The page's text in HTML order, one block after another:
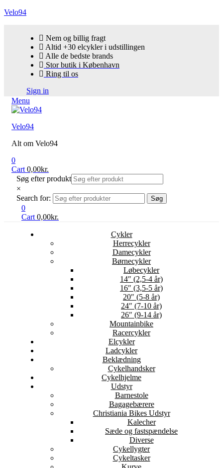
Velo94
Nem og billig fragt
Altid +30 elcykler i udstillingen
Alle de bedste brands
Stor butik i København
Ring til os
Sign in
Menu
Velo94
Alt om Velo94
0
Cart 0,00kr.
Søg efter produkt
×
Search for:
Søg
0
Cart 0,00kr.
Cykler
Herrecykler
Damecykler
Børnecykler
Løbecykler
14″ (2,5-4 år)
16″ (3,5-5 år)
20″ (5-8 år)
24″ (7-10 år)
26″ (9-14 år)
Mountainbike
Racercykler
Elcykler
Ladcykler
Beklædning
Cykelhandsker
Cykelhjelme
Udstyr
Barnestole
Bagagebærere
Christiania Bikes Udstyr
Kalecher
Sæde og fastspændelse
Diverse
Cykellygter
Cykeltasker